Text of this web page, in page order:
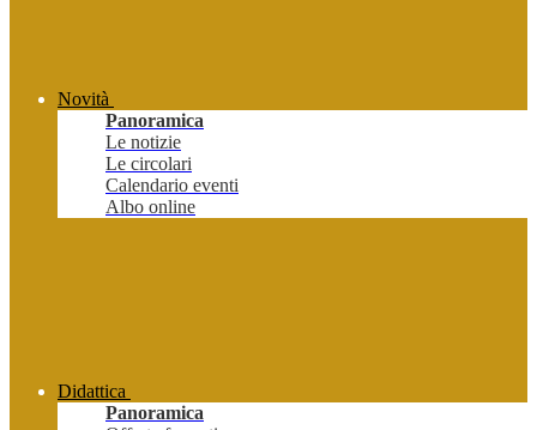
Novità
Panoramica
Le notizie
Le circolari
Calendario eventi
Albo online
Didattica
Panoramica